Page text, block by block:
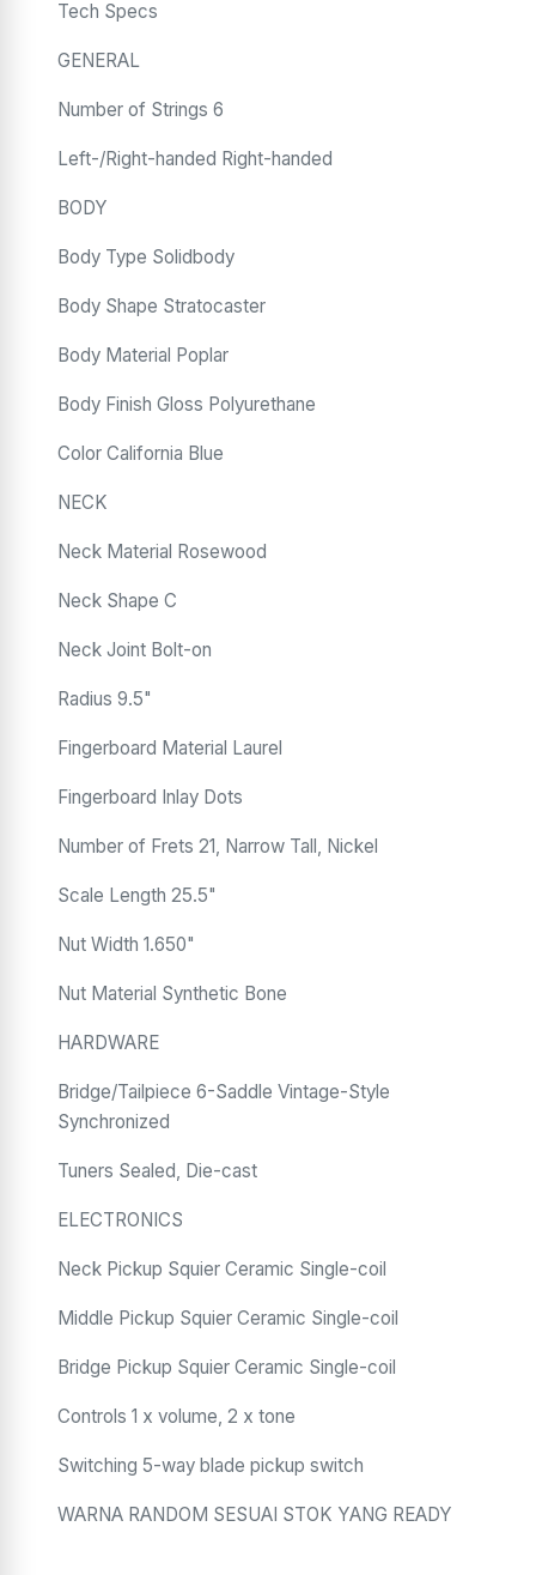
Tech Specs
GENERAL
Number of Strings 6
Left-/Right-handed Right-handed
BODY
Body Type Solidbody
Body Shape Stratocaster
Body Material Poplar
Body Finish Gloss Polyurethane
Color California Blue
NECK
Neck Material Rosewood
Neck Shape C
Neck Joint Bolt-on
Radius 9.5"
Fingerboard Material Laurel
Fingerboard Inlay Dots
Number of Frets 21, Narrow Tall, Nickel
Scale Length 25.5"
Nut Width 1.650"
Nut Material Synthetic Bone
HARDWARE
Bridge/Tailpiece 6-Saddle Vintage-Style
Synchronized
Tuners Sealed, Die-cast
ELECTRONICS
Neck Pickup Squier Ceramic Single-coil
Middle Pickup Squier Ceramic Single-coil
Bridge Pickup Squier Ceramic Single-coil
Controls 1 x volume, 2 x tone
Switching 5-way blade pickup switch
WARNA RANDOM SESUAI STOK YANG READY